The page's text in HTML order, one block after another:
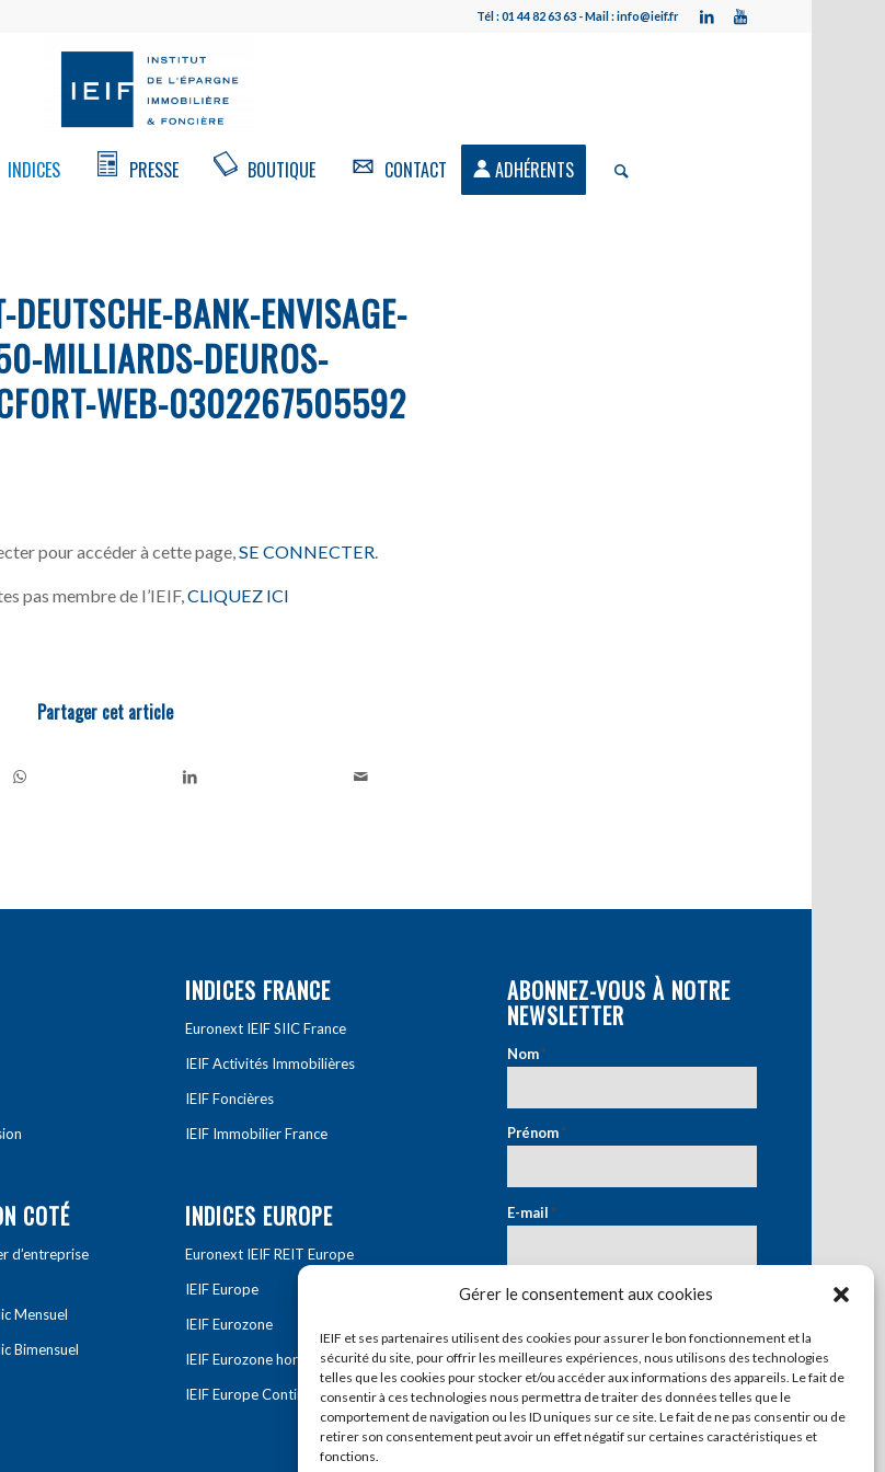
Gérer le consentement aux cookies
IEIF et ses partenaires utilisent des cookies pour assurer le bon fonctionnement et la
sécurité du site, pour offrir les meilleures expériences, nous utilisons des technologies
telles que les cookies pour stocker et/ou accéder aux informations des appareils. Le fait de
consentir à ces technologies nous permettra de traiter des données telles que le
comportement de navigation ou les ID uniques sur ce site. Le fait de ne pas consentir ou de
retirer son consentement peut avoir un effet négatif sur certaines caractéristiques et
fonctions.
Tél : 01 44 82 63 63 - Mail : info@ieif.fr
INDICES PRESSE BOUTIQUE CONTACT ADHÉRENTS
BANK-ENVISAGE-
MILLIARDS-DEUROS-
WEB-0302267505592
pour accéder à cette page, SE CONNECTER
pas membre de l’IEIF,CLIQUEZ ICI
Partager cet article
COTÉ
d’entreprise
Mensuel
Bimensuel
INDICES FRANCE
Euronext IEIF SIIC France
IEIF Activités Immobilières
IEIF Foncières
IEIF Immobilier France
INDICES EUROPE
Euronext IEIF REIT Europe
IEIF Europe
IEIF Eurozone
IEIF Eurozone hors France
IEIF Europe Continentale
ABONNEZ-VOUS À NOTRE
NEWSLETTER
Nom*
Prénom*
E-mail*